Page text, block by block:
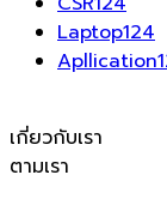
Laptop124
Apllication
เกี่ยวกับเรา
ตามเรา